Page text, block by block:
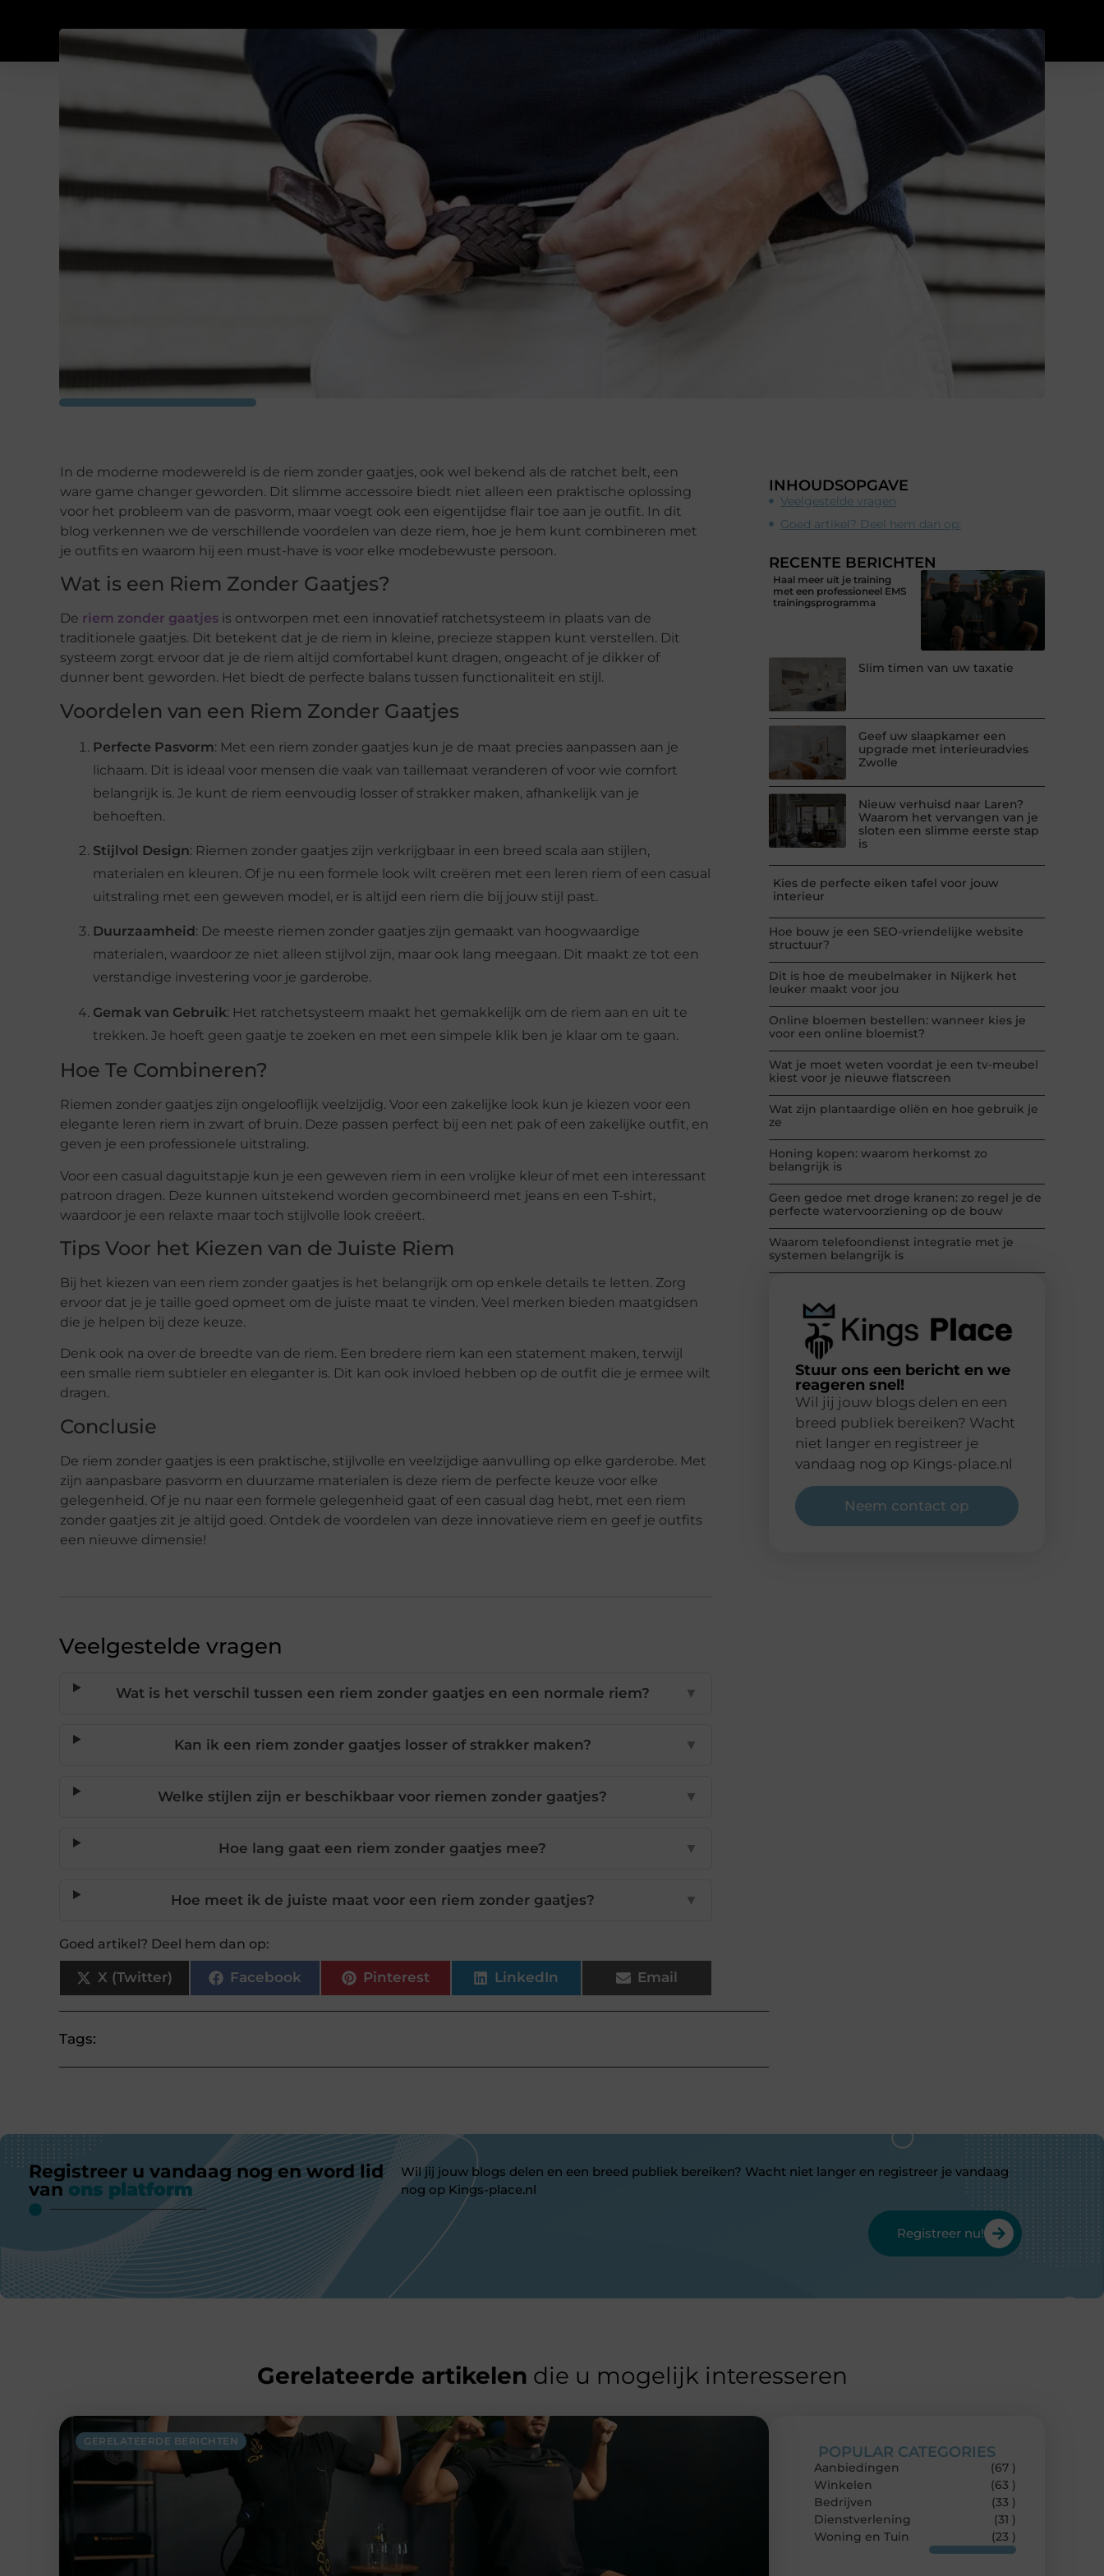
In de moderne modewereld is de riem zonder gaatjes, ook wel bekend als de ratchet belt, een
ware game changer geworden. Dit slimme accessoire biedt niet alleen een praktische oplossing
voor het probleem van de pasvorm, maar voegt ook een eigentijdse flair toe aan je outfit. In dit
blog verkennen we de verschillende voordelen van deze riem, hoe je hem kunt combineren met
je outfits en waarom hij een must-have is voor elke modebewuste persoon.
Wat is een Riem Zonder Gaatjes?
De riem zonder gaatjes is ontworpen met een innovatief ratchetsysteem in plaats van de
traditionele gaatjes. Dit betekent dat je de riem in kleine, precieze stappen kunt verstellen. Dit
systeem zorgt ervoor dat je de riem altijd comfortabel kunt dragen, ongeacht of je dikker of
dunner bent geworden. Het biedt de perfecte balans tussen functionaliteit en stijl.
Voordelen van een Riem Zonder Gaatjes
Perfecte Pasvorm: Met een riem zonder gaatjes kun je de maat precies aanpassen aan je
lichaam. Dit is ideaal voor mensen die vaak van taillemaat veranderen of voor wie comfort
belangrijk is. Je kunt de riem eenvoudig losser of strakker maken, afhankelijk van je
behoeften.
Stijlvol Design: Riemen zonder gaatjes zijn verkrijgbaar in een breed scala aan stijlen,
materialen en kleuren. Of je nu een formele look wilt creëren met een leren riem of een casual
uitstraling met een geweven model, er is altijd een riem die bij jouw stijl past.
Duurzaamheid : De meeste riemen zonder gaatjes zijn gemaakt van hoogwaardige
materialen, waardoor ze niet alleen stijlvol zijn, maar ook lang meegaan. Dit maakt ze tot een
verstandige investering voor je garderobe.
Gemak van Gebruik: Het ratchetsysteem maakt het gemakkelijk om de riem aan en uit te
trekken. Je hoeft geen gaatje te zoeken en met een simpele klik ben je klaar om te gaan.
Hoe Te Combineren?
Riemen zonder gaatjes zijn ongelooflijk veelzijdig. Voor een zakelijke look kun je kiezen voor een
elegante leren riem in zwart of bruin. Deze passen perfect bij een net pak of een zakelijke outfit, en
geven je een professionele uitstraling.
Voor een casual daguitstapje kun je een geweven riem in een vrolijke kleur of met een interessant
patroon dragen. Deze kunnen uitstekend worden gecombineerd met jeans en een T-shirt,
waardoor je een relaxte maar toch stijlvolle look creëert.
Tips Voor het Kiezen van de Juiste Riem
Bij het kiezen van een riem zonder gaatjes is het belangrijk om op enkele details te letten. Zorg
ervoor dat je je taille goed opmeet om de juiste maat te vinden. Veel merken bieden maatgidsen
die je helpen bij deze keuze.
Denk ook na over de breedte van de riem. Een bredere riem kan een statement maken, terwijl
een smalle riem subtieler en eleganter is. Dit kan ook invloed hebben op de outfit die je ermee wilt
dragen.
Conclusie
De riem zonder gaatjes is een praktische, stijlvolle en veelzijdige aanvulling op elke garderobe. Met
zijn aanpasbare pasvorm en duurzame materialen is deze riem de perfecte keuze voor elke
gelegenheid. Of je nu naar een formele gelegenheid gaat of een casual dag hebt, met een riem
zonder gaatjes zit je altijd goed. Ontdek de voordelen van deze innovatieve riem en geef je outfits
een nieuwe dimensie!
Veelgestelde vragen
Wat is het verschil tussen een riem zonder gaatjes en een normale riem? ▼
Kan ik een riem zonder gaatjes losser of strakker maken? ▼
Welke stijlen zijn er beschikbaar voor riemen zonder gaatjes? ▼
Hoe lang gaat een riem zonder gaatjes mee? ▼
Hoe meet ik de juiste maat voor een riem zonder gaatjes? ▼
Goed artikel? Deel hem dan op:
X (Twitter) Facebook Pinterest LinkedIn Email
Tags:
INHOUDSOPGAVE
Veelgestelde vragen
Goed artikel? Deel hem dan op:
RECENTE BERICHTEN
Haal meer uit je training
met een professioneel EMS
trainingsprogramma
Slim timen van uw taxatie
Geef uw slaapkamer een
upgrade met interieuradvies
Zwolle
Nieuw verhuisd naar Laren?
Waarom het vervangen van je
sloten een slimme eerste stap
is
Kies de perfecte eiken tafel voor jouw
interieur
Hoe bouw je een SEO-vriendelijke website
structuur?
Dit is hoe de meubelmaker in Nijkerk het
leuker maakt voor jou
Online bloemen bestellen: wanneer kies je
voor een online bloemist?
Wat je moet weten voordat je een tv-meubel
kiest voor je nieuwe flatscreen
Wat zijn plantaardige oliën en hoe gebruik je
ze
Honing kopen: waarom herkomst zo
belangrijk is
Geen gedoe met droge kranen: zo regel je de
perfecte watervoorziening op de bouw
Waarom telefoondienst integratie met je
systemen belangrijk is
Stuur ons een bericht en we
reageren snel!
Wil jij jouw blogs delen en een
breed publiek bereiken? Wacht
niet langer en registreer je
vandaag nog op Kings-place.nl
Neem contact op
Registreer u vandaag nog en word lid
van ons platform
Wil jij jouw blogs delen en een breed publiek bereiken? Wacht niet langer en registreer je vandaag
nog op Kings-place.nl
Registreer nu!
Gerelateerde artikelen die u mogelijk interesseren
GERELATEERDE BERICHTEN
POPULAR CATEGORIES
Aanbiedingen
(67 )
Winkelen
(63 )
Bedrijven
(33 )
Dienstverlening
(31 )
Woning en Tuin
(23 )